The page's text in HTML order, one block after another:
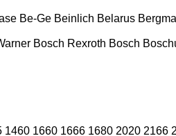
Be-Ge Beinlich Belarus
Bosch Rexroth Bosch
1460 1660 1666 1680 2020 2166